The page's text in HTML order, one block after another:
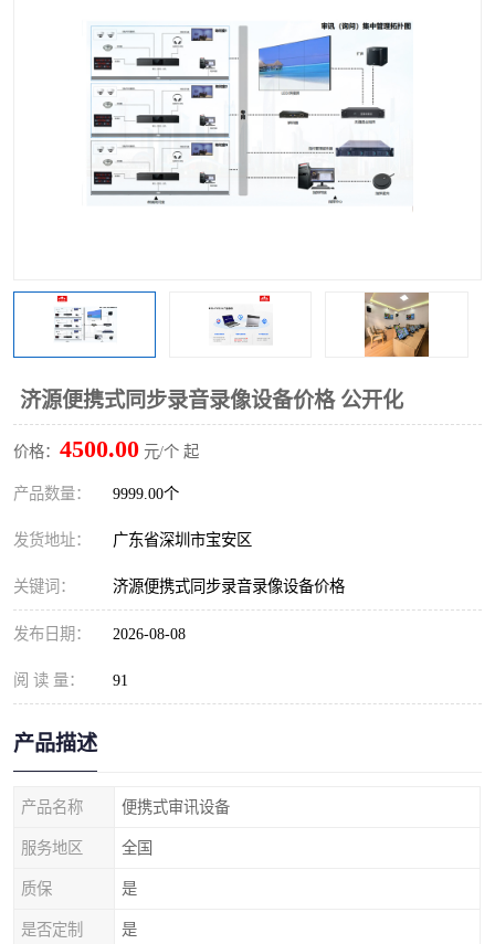
济源便携式同步录音录像设备价格 公开化
价格： 4500.00 元/个 起
产品数量： 9999.00个
发货地址： 广东省深圳市宝安区
关键词： 济源便携式同步录音录像设备价格
发布日期： 2026-08-08
阅 读 量： 91
产品描述
产品名称 便携式审讯设备
服务地区 全国
质保 是
是否定制 是